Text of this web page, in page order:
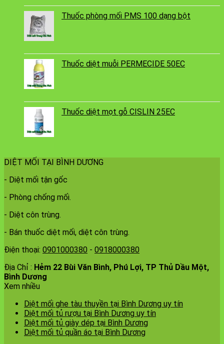
Thuốc phòng mối PMS 100 dạng bột
Thuốc diệt muỗi PERMECIDE 50EC
Thuốc diệt mọt gỗ CISLIN 25EC
DIỆT MỐI TẠI BÌNH DƯƠNG
- Diệt mối tận gốc
- Phòng chống mối.
- Diệt côn trùng.
- Bán thuốc diệt mối, diệt côn trùng.
Điện thoại: 0901000380 - 0918000380
Địa Chỉ : Hẻm 22 Bùi Văn Bình, Phú Lợi, TP Thủ Dầu Một,
Bình Dương
Xem nhiều
Diệt mối ghe tàu thuyền tại Bình Dương uy tín
Diệt mối tủ rượu tại Bình Dương uy tín
Diệt mối tủ giày dép tại Bình Dương
Diệt mối tủ quần áo tại Bình Dương